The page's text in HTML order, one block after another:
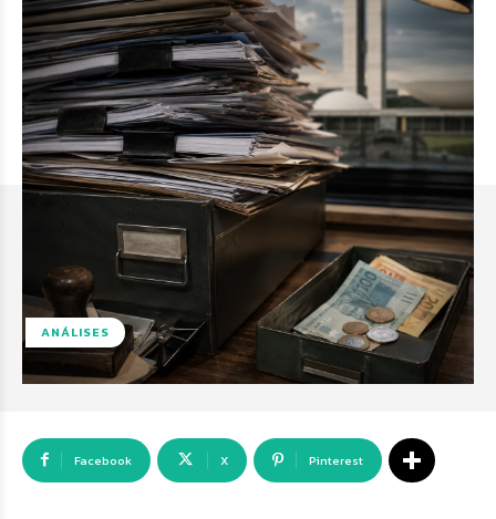
ANÁLISES
Facebook X Pinterest